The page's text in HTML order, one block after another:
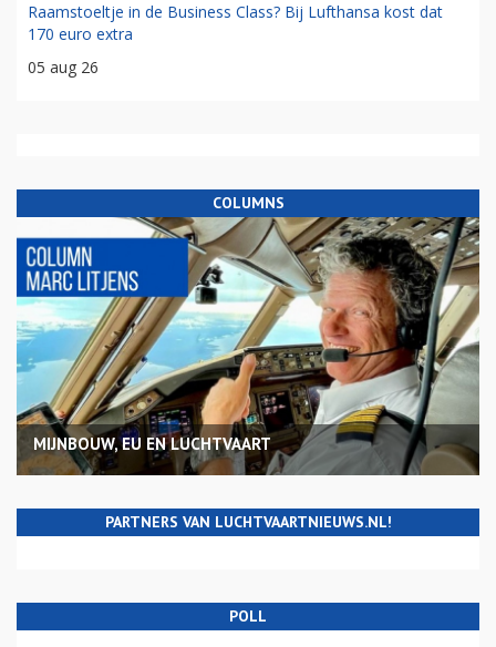
Raamstoeltje in de Business Class? Bij Lufthansa kost dat
170 euro extra
05 aug 26
COLUMNS
MIJNBOUW, EU EN LUCHTVAART
PARTNERS VAN LUCHTVAARTNIEUWS.NL!
POLL